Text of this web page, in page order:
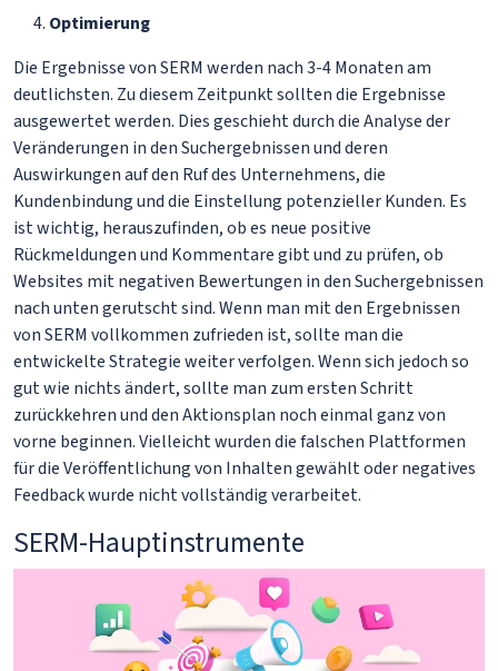
Optimierung
Die Ergebnisse von SERM werden nach 3-4 Monaten am
deutlichsten. Zu diesem Zeitpunkt sollten die Ergebnisse
ausgewertet werden. Dies geschieht durch die Analyse der
Veränderungen in den Suchergebnissen und deren
Auswirkungen auf den Ruf des Unternehmens, die
Kundenbindung und die Einstellung potenzieller Kunden. Es
ist wichtig, herauszufinden, ob es neue positive
Rückmeldungen und Kommentare gibt und zu prüfen, ob
Websites mit negativen Bewertungen in den Suchergebnissen
nach unten gerutscht sind. Wenn man mit den Ergebnissen
von SERM vollkommen zufrieden ist, sollte man die
entwickelte Strategie weiter verfolgen. Wenn sich jedoch so
gut wie nichts ändert, sollte man zum ersten Schritt
zurückkehren und den Aktionsplan noch einmal ganz von
vorne beginnen. Vielleicht wurden die falschen Plattformen
für die Veröffentlichung von Inhalten gewählt oder negatives
Feedback wurde nicht vollständig verarbeitet.
SERM-Hauptinstrumente